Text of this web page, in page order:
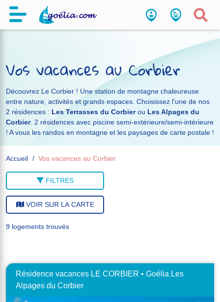
Vos vacances au Corbier
Découvrez Le Corbier ! Une station de montagne chaleureuse
entre nature, activités et grands espaces. Choisissez l'une de nos
2 résidences : Les Terrasses du Corbierou Les Alpages du
Corbier. 2 résidences avec piscine semi-extérieure/semi-intérieure
! A vous les randos en montagne et les paysages de carte postale !
Accueil Vos vacances au Corbier
FILTRES
VOIR SUR LA CARTE
9 logements trouvés
Résidence vacances LE CORBIER • Goélia Les
Alpages du Corbier